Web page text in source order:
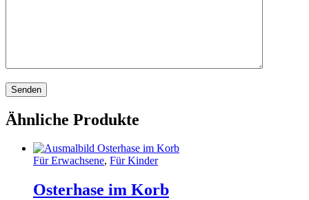
Ähnliche Produkte
Für Erwachsene, Für Kinder
Osterhase im Korb